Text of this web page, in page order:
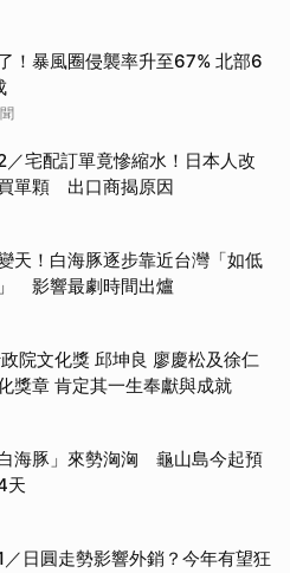
！暴風圈侵襲率升至67% 北部6
／宅配訂單竟慘縮水！日本人改
單顆 出口商揭原因
天！白海豚逐步靠近台灣「如低
影響最劇時間出爐
院文化獎 邱坤良 廖慶松及徐仁
獎章 肯定其一生奉獻與成就
海豚」來勢洶洶 龜山島今起預
天
／日圓走勢影響外銷？今年有望狂